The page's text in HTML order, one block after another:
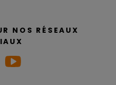
NOS RÉSEAUX